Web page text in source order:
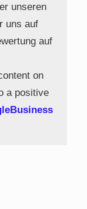
unseren
uns auf
auf
on
a positive